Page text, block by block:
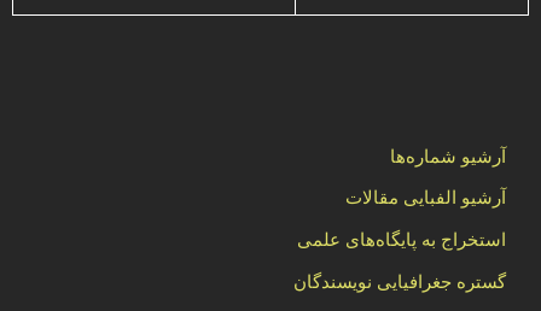
آرشیو شماره‌ها
آرشیو الفبایی مقالات
استخراج به پایگاه‌های علمی
گستره جغرافیایی نویسندگان